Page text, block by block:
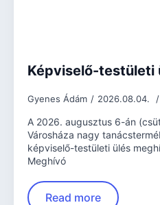
Képviselő-testületi
Gyenes Ádám 2026.08.04.
A 2026. augusztus 6-án
Városháza nagy
képviselő-testületi ülés
Meghívó
Read more